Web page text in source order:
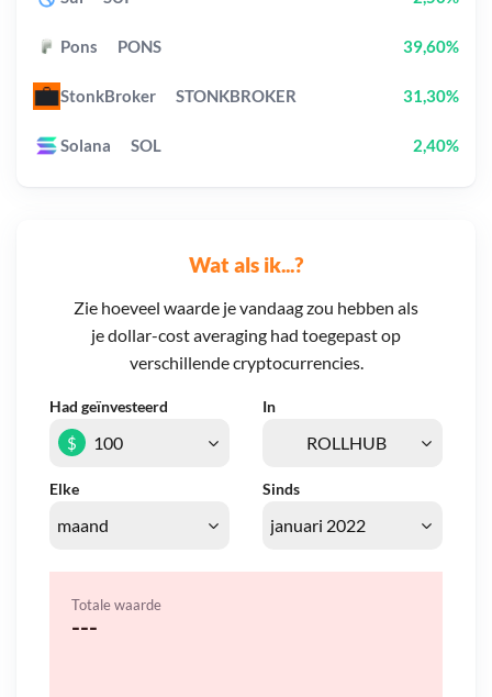
Wat als ik...?
Zie hoeveel waarde je vandaag zou hebben als
je dollar-cost averaging had toegepast op
verschillende cryptocurrencies.
Had geïnvesteerd In
Elke Sinds
$
Totale waarde
---
Pons PONS 39,60%
StonkBroker STONKBROKER 31,30%
Solana SOL 2,40%